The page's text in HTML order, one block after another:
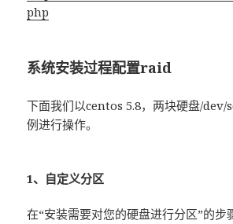
php
系统安装过程配置raid
下面我们以centos 5.8，两块硬盘/dev/
例进行操作。
1、自定义分区
在“安装需要对您的硬盘进行分区”的步